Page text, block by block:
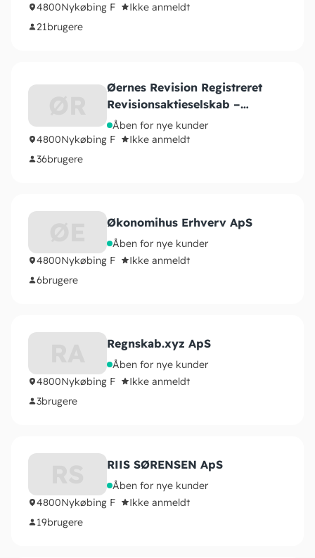
4800Nykøbing F
Ikke anmeldt
21brugere
Øernes Revision Registreret
Revisionsaktieselskab –
Nykøbing F.
Åben for nye kunder
4800Nykøbing F
Ikke anmeldt
36brugere
Økonomihus Erhverv ApS
Åben for nye kunder
4800Nykøbing F
Ikke anmeldt
6brugere
Regnskab.xyz ApS
Åben for nye kunder
4800Nykøbing F
Ikke anmeldt
3brugere
RIIS SØRENSEN ApS
Åben for nye kunder
4800Nykøbing F
Ikke anmeldt
19brugere